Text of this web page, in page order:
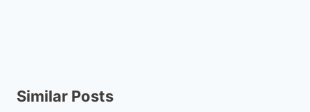
Similar Posts